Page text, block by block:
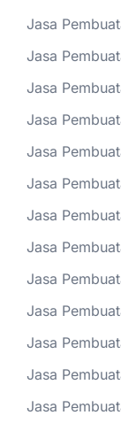
Jasa
Jasa
Jasa
Jasa
Jasa
Jasa
Jasa
Jasa
Jasa
Jasa
Jasa
Jasa
Jasa